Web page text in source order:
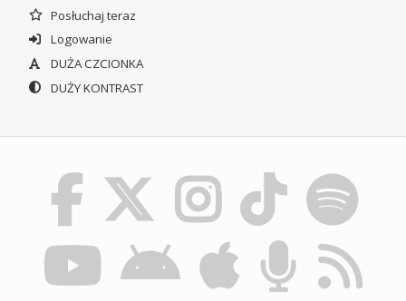
Posłuchaj teraz
Logowanie
DUŻA CZCIONKA
DUŻY KONTRAST